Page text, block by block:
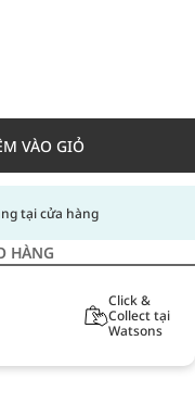
VÀO GIỎ
tại cửa hàng
HÀNG
Click &
Collect tại
Watsons